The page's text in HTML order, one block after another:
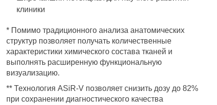
клиники
* Помимо традиционного анализа анатомических
структур позволяет получать количественные
характеристики химического состава тканей и
выполнять расширенную функциональную
визуализацию.
** Технология ASiR‐V позволяет снизить дозу до 82%
при сохранении диагностического качества